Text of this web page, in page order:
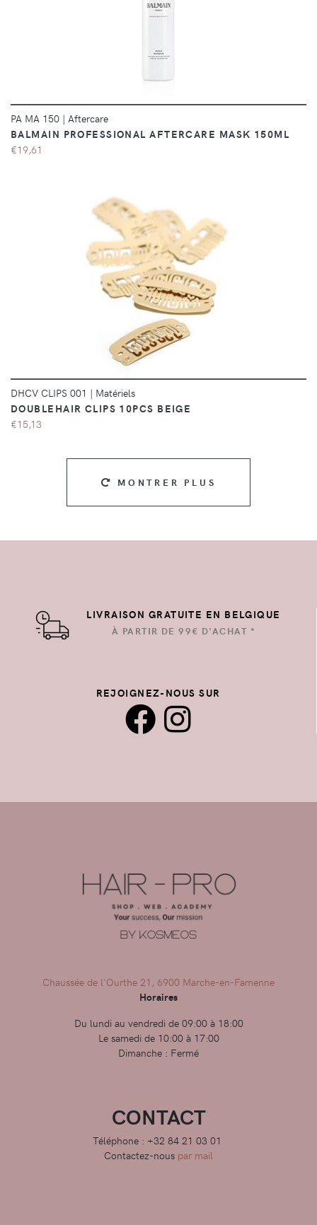
DÉTAILS
PA MA 150 | Aftercare
BALMAIN PROFESSIONAL AFTERCARE MASK 150ML
€19,61
DÉTAILS
DHCV CLIPS 001 | Matériels
DOUBLEHAIR CLIPS 10PCS BEIGE
€15,13
MONTRER PLUS
LIVRAISON GRATUITE EN BELGIQUE
À PARTIR DE 99€ D'ACHAT *
REJOIGNEZ-NOUS SUR
Chaussée de l'Ourthe 21, 6900 Marche-en-Famenne
Horaires
Du lundi au vendredi de 09:00 à 18:00
Le samedi de 10:00 à 17:00
Dimanche : Fermé
CONTACT
Téléphone : +32 84 21 03 01
Contactez-nous par mail